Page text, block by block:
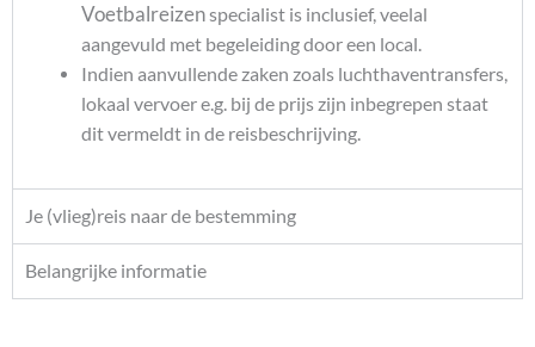
Voetbalreizenspecialist is inclusief, veelal
aangevuld met begeleiding door een local.
Indien aanvullende zaken zoals luchthaventransfers,
lokaal vervoer e.g. bij de prijs zijn inbegrepen staat
dit vermeldt in de reisbeschrijving.
Je (vlieg)reis naar de bestemming
Belangrijke informatie